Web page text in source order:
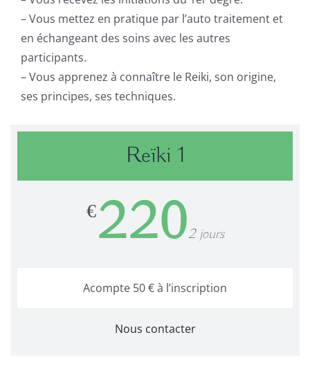
– Vous mettez en pratique par l’auto traitement et
en échangeant des soins avec les autres
participants.
– Vous apprenez à connaître le Reiki, son origine,
ses principes, ses techniques.
Reïki 1
€2202 jours
Acompte 50 € à l’inscription
Nous contacter